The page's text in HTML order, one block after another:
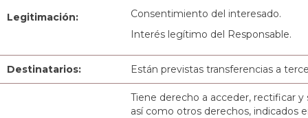
Legitimación:
Consentimiento del interesado.
Interés legítimo del Responsable.
Destinatarios: Están previstas transferencias a
Tiene derecho a acceder, rectificar y
así como otros derechos, indicados